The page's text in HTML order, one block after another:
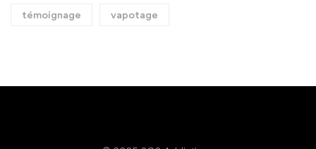
témoignage vapotage